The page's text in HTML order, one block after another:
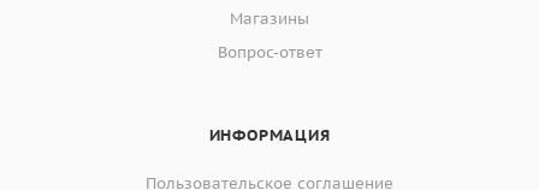
Магазины
Вопрос-ответ
ИНФОРМАЦИЯ
Пользовательское соглашение